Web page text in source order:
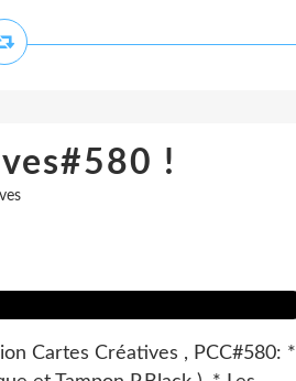
!
Cartes Créatives , PCC#580: *